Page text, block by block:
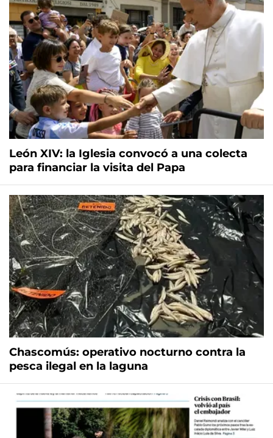
León XIV: la Iglesia convocó a una colecta
para financiar la visita del Papa
Chascomús: operativo nocturno contra la
pesca ilegal en la laguna